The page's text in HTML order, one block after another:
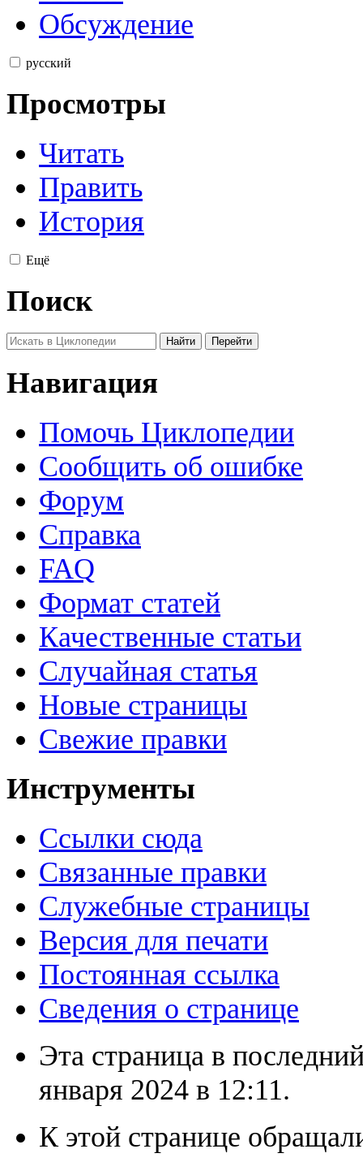
Обсуждение
русский
Просмотры
Читать
Править
История
Ещё
Поиск
Навигация
Помочь Циклопедии
Сообщить об ошибке
Форум
Справка
FAQ
Формат статей
Качественные статьи
Случайная статья
Новые страницы
Свежие правки
Инструменты
Ссылки сюда
Связанные правки
Служебные страницы
Версия для печати
Постоянная ссылка
Сведения о странице
Эта страница в
января 2024 в 12:11.
К этой странице